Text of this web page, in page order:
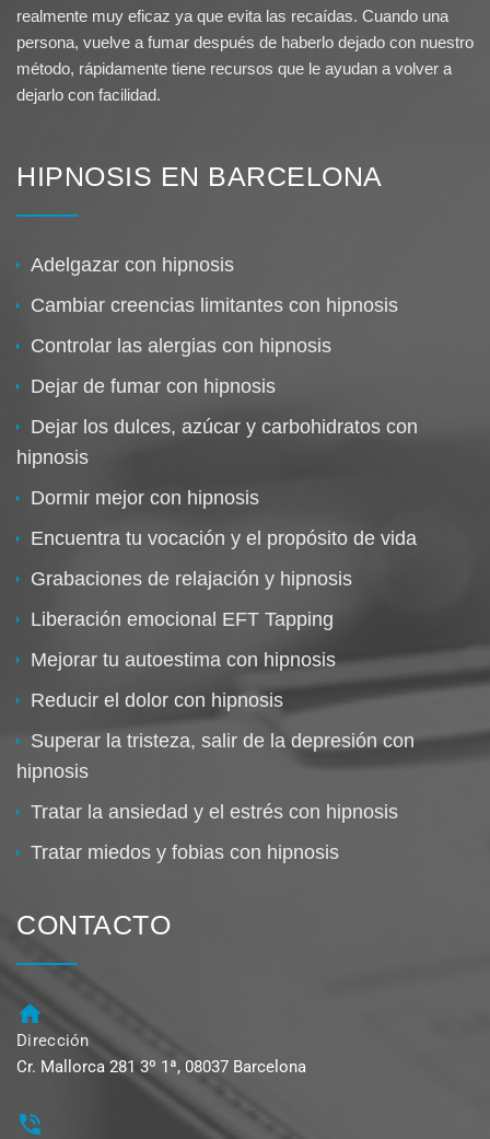
realmente muy eficaz ya que evita las recaídas. Cuando una
persona, vuelve a fumar después de haberlo dejado con nuestro
método, rápidamente tiene recursos que le ayudan a volver a
dejarlo con facilidad.
HIPNOSIS EN BARCELONA
Adelgazar con hipnosis
Cambiar creencias limitantes con hipnosis
Controlar las alergias con hipnosis
Dejar de fumar con hipnosis
Dejar los dulces, azúcar y carbohidratos con
hipnosis
Dormir mejor con hipnosis
Encuentra tu vocación y el propósito de vida
Grabaciones de relajación y hipnosis
Liberación emocional EFT Tapping
Mejorar tu autoestima con hipnosis
Reducir el dolor con hipnosis
Superar la tristeza, salir de la depresión con
hipnosis
Tratar la ansiedad y el estrés con hipnosis
Tratar miedos y fobias con hipnosis
CONTACTO
Dirección
Cr. Mallorca 281 3º 1ª, 08037 Barcelona